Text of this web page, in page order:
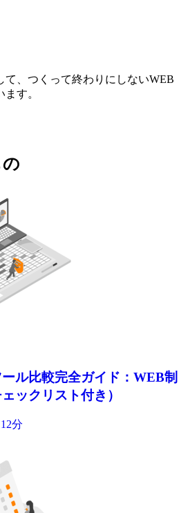
て、つくって終わりにしないWEB
す。
ル比較完全ガイド：WEB制
ックリスト付き）
分